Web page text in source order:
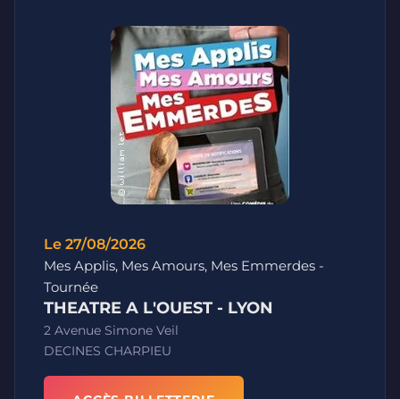
Le 27/08/2026
Mes Applis, Mes Amours, Mes Emmerdes -
Tournée
THEATRE A L'OUEST - LYON
2 Avenue Simone Veil
DECINES CHARPIEU